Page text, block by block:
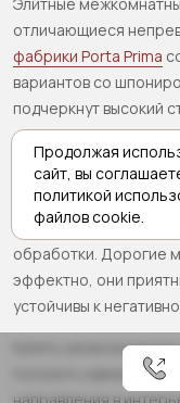
отличающиеся
фабрики Porta Prima
вариантов со
подчеркнут высокий
Предлагаемые
абсолютно
используются
применяются
обработки. Дорогие
эффектно, они
устойчивы к
Купить
получить идеальное
Продолжая
сайт, вы
политикой
файлов cookie.